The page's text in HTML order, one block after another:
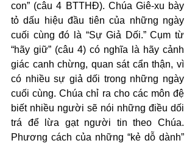
con” (câu 4 BTTHĐ). Chúa Giê-xu bày
tỏ dấu hiệu đầu tiên của những ngày
cuối cùng đó là “Sự Giả Dối.” Cụm từ
“hãy giữ” (câu 4) có nghĩa là hãy cảnh
giác canh chừng, quan sát cẩn thận, vì
có nhiều sự giả dối trong những ngày
cuối cùng. Chúa chỉ ra cho các môn đệ
biết nhiều người sẽ nói những điều dối
trá để lừa gạt người tin theo Chúa.
Phương cách của những “kẻ dỗ dành”